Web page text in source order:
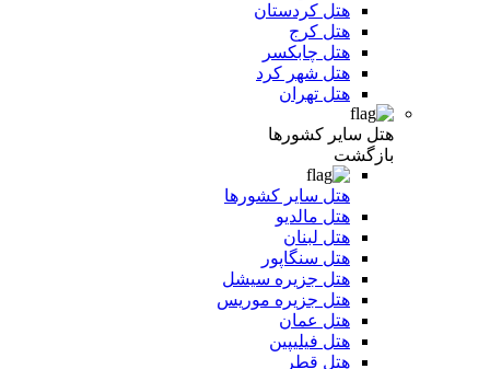
هتل کردستان
هتل کرج
هتل چابکسر
هتل شهر کرد
هتل تهران
هتل سایر کشورها
بازگشت
هتل سایر کشورها
هتل مالدیو
هتل لبنان
هتل سنگاپور
هتل جزیره سیشل
هتل جزیره موریس
هتل عمان
هتل فیلیپین
هتل قطر